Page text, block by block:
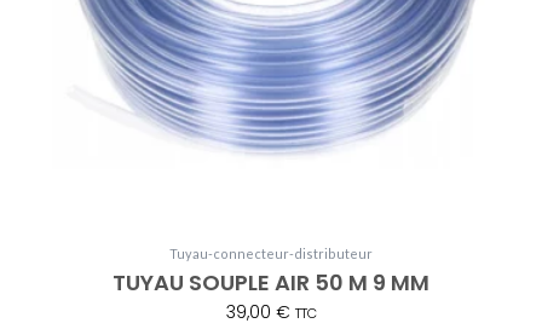
Tuyau-connecteur-distributeur
TUYAU SOUPLE AIR 50 M 9 MM
39,00 € TTC